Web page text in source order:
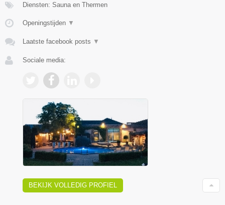
Diensten: Sauna en Thermen
Openingstijden ▼
Laatste facebook posts ▼
Sociale media:
BEKIJK VOLLEDIG PROFIEL